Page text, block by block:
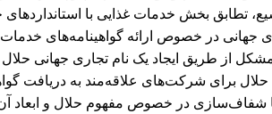
تطابق بخش خدمات غذایی با
جهانی در خصوص ارائه گواهینامه‌های
از طریق ایجاد یک نام تجاری جهانی
برای شرکت‌های علاقه‌مند به دریافت
شفاف‌سازی در خصوص مفهوم حلال و ابعاد